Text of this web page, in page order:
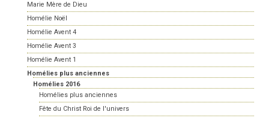
Marie Mère de Dieu
Homélie Noël
Homélie Avent 4
Homélie Avent 3
Homélie Avent 1
Homélies plus anciennes
Homélies 2016
Homélies plus anciennes
Fête du Christ Roi de l'univers